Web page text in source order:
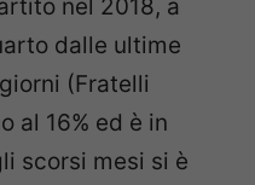
nel 2018, a
dalle ultime
(Fratelli
al 16% ed è in
scorsi mesi si è